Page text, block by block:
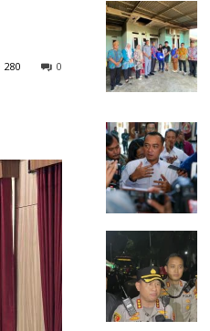
0
280